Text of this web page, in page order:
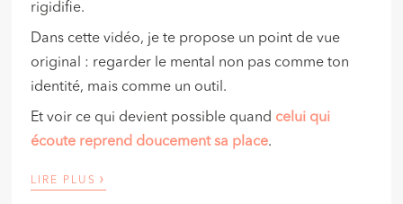
rigidifie.
Dans cette vidéo, je te propose un point de vue
original : regarder le mental non pas comme ton
identité, mais comme un outil.
Et voir ce qui devient possible quand celui qui
écoute reprend doucement sa place.
LIRE PLUS ›